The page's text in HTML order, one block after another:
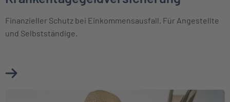
Finanzieller Schutz bei Einkommensausfall. Für Angestellte
und Selbstständige.
Mehr über Krankentagegeldversicherung erfahren
Weiter zu Reisekrankenversicherung